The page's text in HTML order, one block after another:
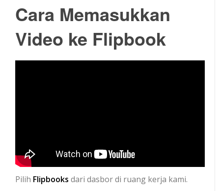
Cara Memasukkan
Video ke Flipbook
Pilih Flipbooks dari dasbor di ruang kerja kami.